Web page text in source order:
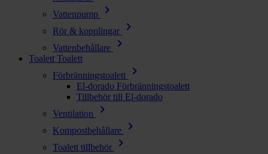
Vattenpump chevron_right
Rör & kopplingar chevron_right
Vattenbehållare chevron_right
Toalett Toalett
Förbränningstoalett
chevron_right
El-dorado Förbränningstoalett
Tillbehör till El-dorado
Ventilation
chevron_right
Kompostbehållare chevron_right
Toalett tillbehör chevron_right